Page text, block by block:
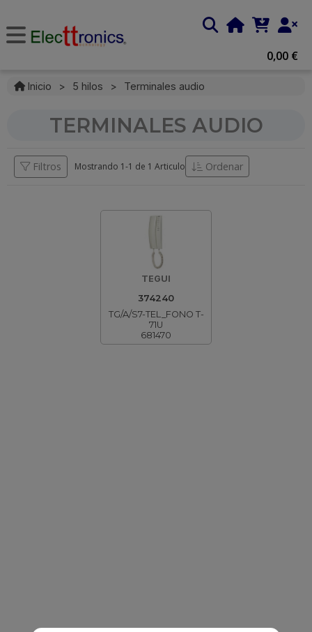
0,00 €
Inicio > 5 hilos > Terminales audio
TERMINALES AUDIO
Filtros Mostrando 1-1 de 1 Articulo Ordenar
TEGUI
374240
TG/A/S7-TEL_FONO T-
71U
681470